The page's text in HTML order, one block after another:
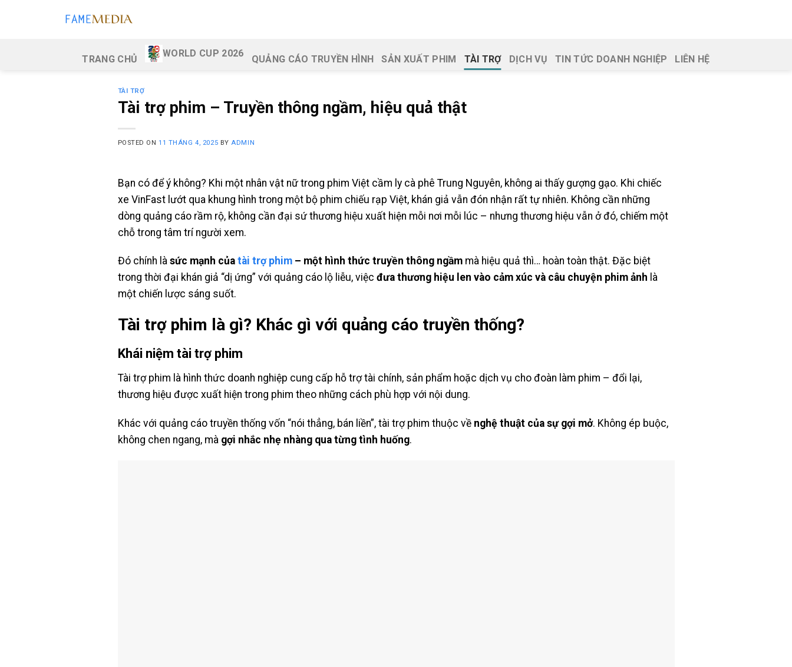
TRANG CHỦ
WORLD CUP 2026
QUẢNG CÁO TRUYỀN HÌNH SẢN XUẤT PHIM TÀI TRỢ DỊCH VỤ TIN TỨC DOANH NGHIỆP LIÊN HỆ
TÀI TRỢ
Tài trợ phim – Truyền thông ngầm, hiệu quả thật
POSTED ON11 THÁNG 4, 2025 BY ADMIN
Bạn có để ý không? Khi một nhân vật nữ trong phim Việt cầm ly cà phê Trung Nguyên, không ai thấy gượng gạo. Khi chiếc
xe VinFast lướt qua khung hình trong một bộ phim chiếu rạp Việt, khán giả vẫn đón nhận rất tự nhiên. Không cần những
dòng quảng cáo rầm rộ, không cần đại sứ thương hiệu xuất hiện mỗi nơi mỗi lúc – nhưng thương hiệu vẫn ở đó, chiếm một
chỗ trong tâm trí người xem.
Đó chính là sức mạnh của tài trợ phim– một hình thức truyền thông ngầmmà hiệu quả thì… hoàn toàn thật. Đặc biệt
trong thời đại khán giả “dị ứng” với quảng cáo lộ liễu, việc đưa thương hiệu len vào cảm xúc và câu chuyện phim ảnh là
một chiến lược sáng suốt.
Tài trợ phim là gì? Khác gì với quảng cáo truyền thống?
Khái niệm tài trợ phim
Tài trợ phim là hình thức doanh nghiệp cung cấp hỗ trợ tài chính, sản phẩm hoặc dịch vụ cho đoàn làm phim – đổi lại,
thương hiệu được xuất hiện trong phim theo những cách phù hợp với nội dung.
Khác với quảng cáo truyền thống vốn “nói thẳng, bán liền”, tài trợ phim thuộc về nghệ thuật của sự gợi mở. Không ép buộc,
không chen ngang, mà gợi nhắc nhẹ nhàng qua từng tình huống.